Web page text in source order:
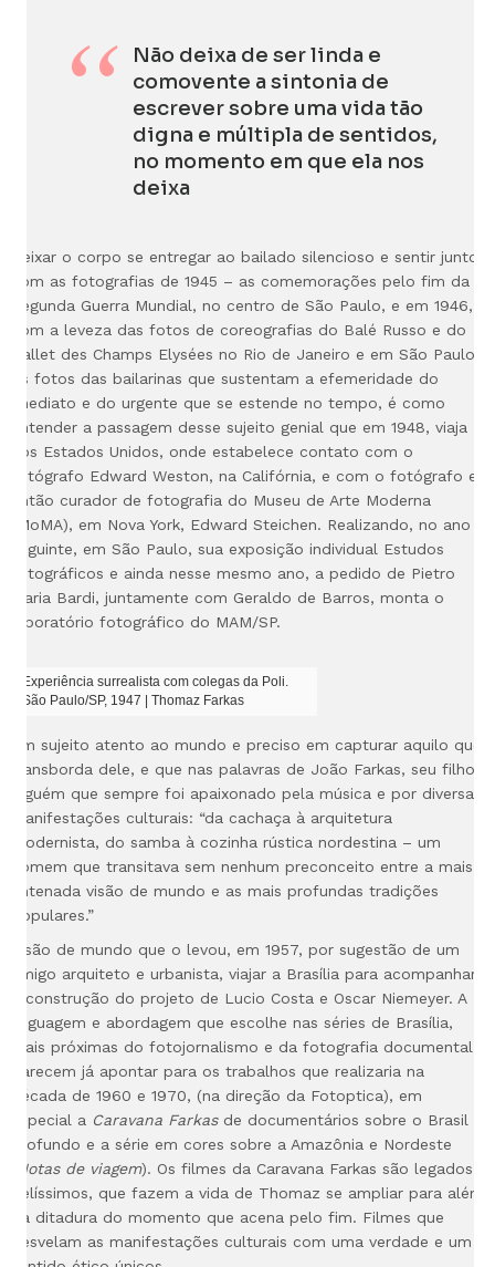
Não deixa de ser linda e
comovente a sintonia de
escrever sobre uma vida tão
digna e múltipla de sentidos,
no momento em que ela nos
deixa
Deixar o corpo se entregar ao bailado silencioso e sentir junto
com as fotografias de 1945 – as comemorações pelo fim da
Segunda Guerra Mundial, no centro de São Paulo, e em 1946,
com a leveza das fotos de coreografias do Balé Russo e do
Ballet des Champs Elysées no Rio de Janeiro e em São Paulo.
As fotos das bailarinas que sustentam a efemeridade do
imediato e do urgente que se estende no tempo, é como
entender a passagem desse sujeito genial que em 1948, viaja
aos Estados Unidos, onde estabelece contato com o
fotógrafo Edward Weston, na Califórnia, e com o fotógrafo e
então curador de fotografia do Museu de Arte Moderna
(MoMA), em Nova York, Edward Steichen. Realizando, no ano
seguinte, em São Paulo, sua exposição individual Estudos
fotográficos e ainda nesse mesmo ano, a pedido de Pietro
Maria Bardi, juntamente com Geraldo de Barros, monta o
laboratório fotográfico do MAM/SP.
Experiência surrealista com colegas da Poli.
São Paulo/SP, 1947 | Thomaz Farkas
Um sujeito atento ao mundo e preciso em capturar aquilo que
transborda dele, e que nas palavras de João Farkas, seu filho,
alguém que sempre foi apaixonado pela música e por diversas
manifestações culturais: “da cachaça à arquitetura
modernista, do samba à cozinha rústica nordestina – um
homem que transitava sem nenhum preconceito entre a mais
antenada visão de mundo e as mais profundas tradições
populares.”
Visão de mundo que o levou, em 1957, por sugestão de um
amigo arquiteto e urbanista, viajar a Brasília para acompanhar
a construção do projeto de Lucio Costa e Oscar Niemeyer. A
linguagem e abordagem que escolhe nas séries de Brasília,
mais próximas do fotojornalismo e da fotografia documental,
parecem já apontar para os trabalhos que realizaria na
década de 1960 e 1970, (na direção da Fotoptica), em
especial a Caravana Farkas de documentários sobre o Brasil
profundo e a série em cores sobre a Amazônia e Nordeste
Notas de viagem). Os filmes da Caravana Farkas são legados
belíssimos, que fazem a vida de Thomaz se ampliar para além
da ditadura do momento que acena pelo fim. Filmes que
desvelam as manifestações culturais com uma verdade e um